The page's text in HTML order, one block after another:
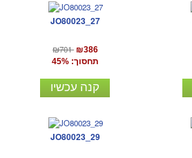
JO80023_27
₪701 ₪386
תחסוך: 45%
קנה עכשיו
JO80023_29